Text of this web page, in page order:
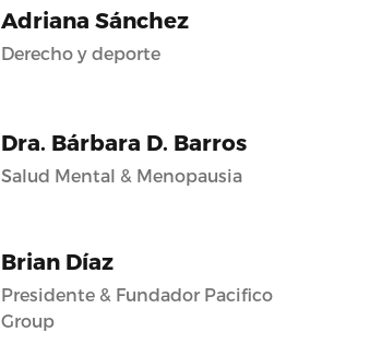
Adriana Sánchez
Derecho y deporte
Dra. Bárbara D. Barros
Salud Mental & Menopausia
Brian Díaz
Presidente & Fundador Pacifico
Group